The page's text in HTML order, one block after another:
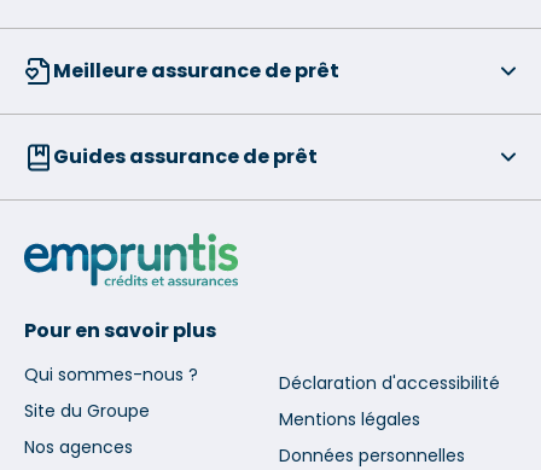
Meilleure assurance de prêt
Guides assurance de prêt
Pour en savoir plus
Qui sommes-nous ?
Site du Groupe
Nos agences
Déclaration d'accessibilité
Mentions légales
Données personnelles